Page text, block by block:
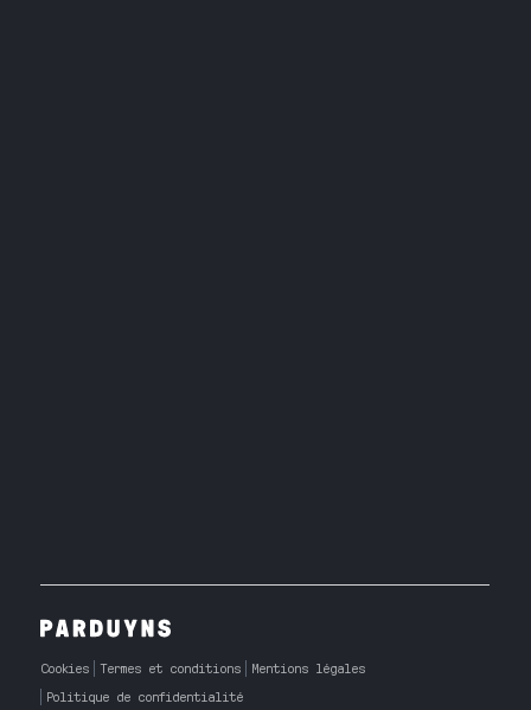
Cookies Termes et conditions
Mentions légales
Politique de confidentialité